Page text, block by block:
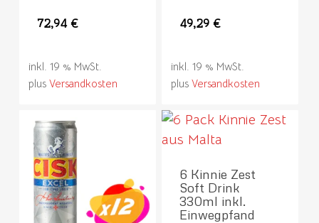
72,94€
inkl. 19 % MwSt.
plus Versandkosten
49,29€
inkl. 19 % MwSt.
plusVersandkosten
6 Kinnie Zest
Soft Drink
330ml inkl.
Einwegpfand